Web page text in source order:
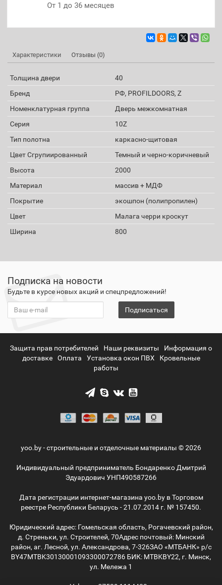
От 1 до 36 месяцев
Характеристики Отзывы (0)
Толщина двери
40
Бренд
РФ, PROFILDOORS, Z
Номенклатурная группа
Дверь межкомнатная
Серия
10Z
Тип полотна
каркасно-щитовая
Цвет Сгрупиированный
Темный и черно-коричневый
Высота
2000
Материал
массив + МДФ
Покрытие
экошпон (полипропилен)
Цвет
Малага черри кроскут
Ширина
800
Подписка на новости
Будьте в курсе новых акций и спецпредложений!
Подписаться
Защита прав потребителей Наши реквизиты
Информация о
доставке
Оплата Установка окон ПВХ
Кровельные
работы
yoo.by - строительные и отделочные материалы © 2026
Индивидуальный предприниматель Бондаренко Дмитрий
Эдуардович УНП490587266
Дата регистрации интернет-магазина yoo.by в Торговом
реестре Республики Беларусь - 21.07.2014 г. № 157450.
Юридический адрес: Гомельская область, Рогачевский район,
д. Стреньки, ул. Строителей, 70Адрес почтовый: Минский
район, аг. Лесной, ул. Александрова, 7-326ЗАО «МТБАНК» р/с
BY47MTBK30130001093300072786 БИК: MTBKBY22, г. Минск,
ул. Мележа 1